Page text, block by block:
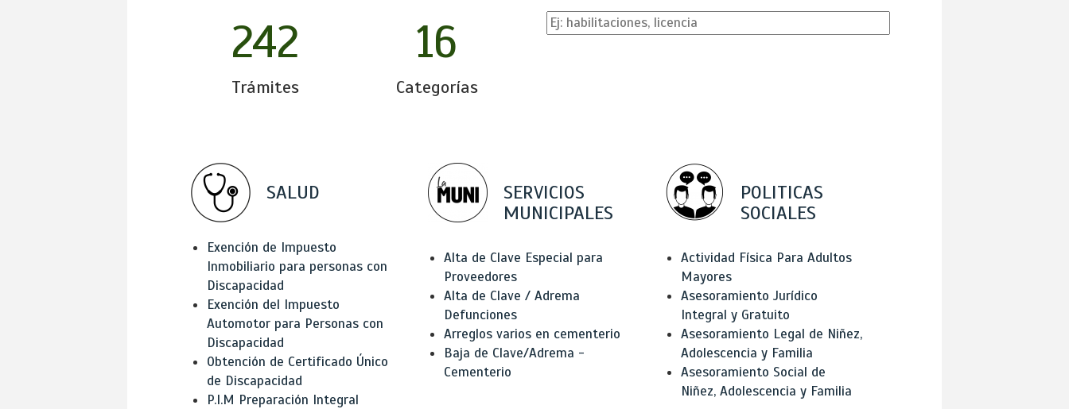
242
Trámites
16
Categorías
SALUD
Exención de Impuesto
Inmobiliario para personas con
Discapacidad
Exención del Impuesto
Automotor para Personas con
Discapacidad
Obtención de Certificado Único
de Discapacidad
P.I.M Preparación Integral
SERVICIOS
MUNICIPALES
Alta de Clave Especial para
Proveedores
Alta de Clave / Adrema
Defunciones
Arreglos varios en cementerio
Baja de Clave/Adrema -
Cementerio
POLITICAS
SOCIALES
Actividad Física Para Adultos
Mayores
Asesoramiento Jurídico
Integral y Gratuito
Asesoramiento Legal de Niñez,
Adolescencia y Familia
Asesoramiento Social de
Niñez, Adolescencia y Familia